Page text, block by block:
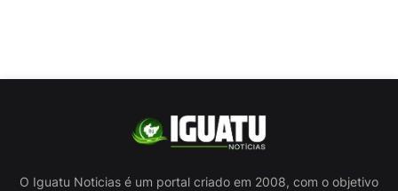
O Iguatu Noticias é um portal criado em 2008, com o objetivo